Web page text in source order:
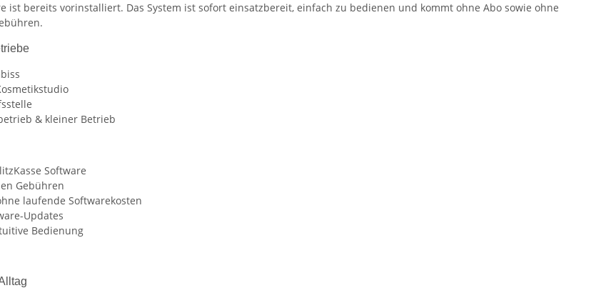
ist bereits vorinstalliert. Das System ist sofort einsatzbereit, einfach zu bedienen und kommt ohne Abo sowie ohne
& kleiner Betrieb
Software
Gebühren
laufende Softwarekosten
Updates
Bedienung